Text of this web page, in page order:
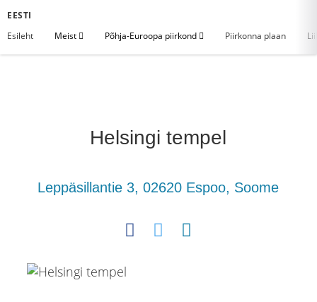
EESTI
Esileht
Meist Põhja-Euroopa piirkond Piirkonna plaan
Helsingi tempel
Leppäsillantie 3, 02620 Espoo, Soome